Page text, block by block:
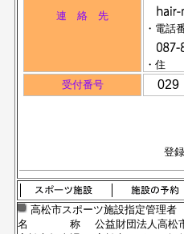
連 絡 先
・電話
・住
受付番号
029
登
高松市スポーツ施設指定管理者
名 称
公益財団法人高松